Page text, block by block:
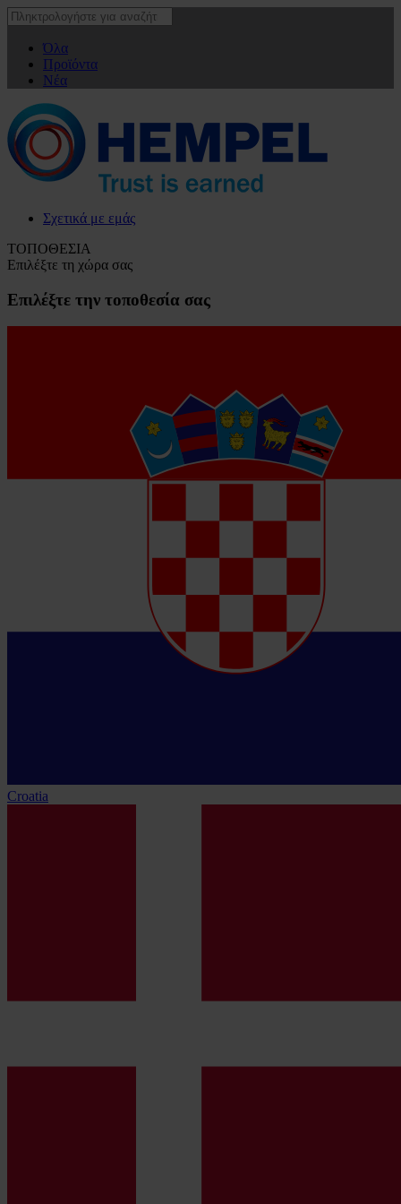
Όλα
Προϊόντα
Νέα
Σχετικά με εμάς
ΤΟΠΟΘΕΣΙΑ
Επιλέξτε τη χώρα σας
Επιλέξτε την τοποθεσία σας
Croatia